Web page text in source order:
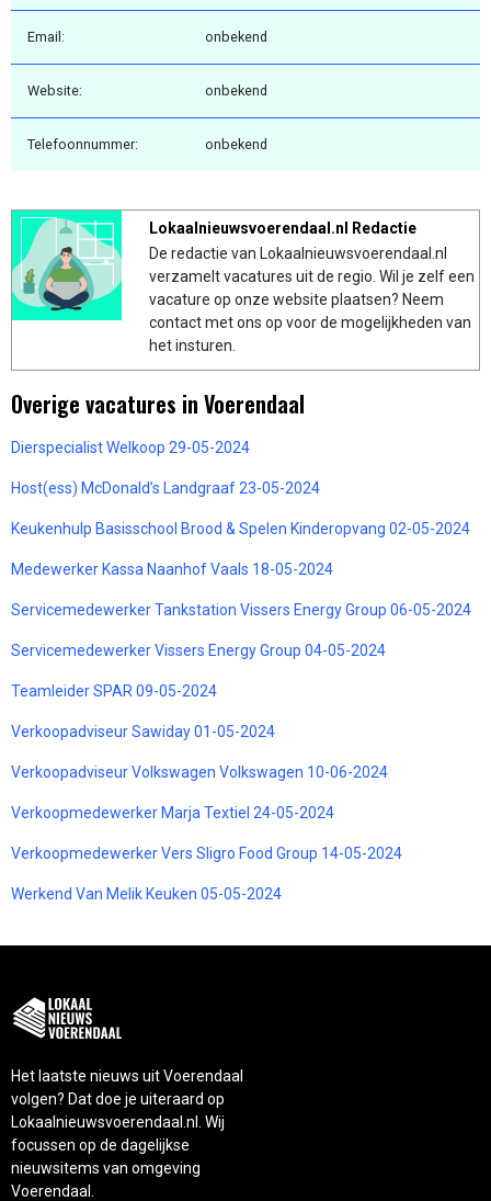
Email: onbekend
Website: onbekend
Telefoonnummer: onbekend
Lokaalnieuwsvoerendaal.nl Redactie
De redactie van Lokaalnieuwsvoerendaal.nl
verzamelt vacatures uit de regio. Wil je zelf een
vacature op onze website plaatsen? Neem
contact met ons op voor de mogelijkheden van
het insturen.
Overige vacatures in Voerendaal
Dierspecialist Welkoop 29-05-2024
Host(ess) McDonald’s Landgraaf 23-05-2024
Keukenhulp Basisschool Brood & Spelen Kinderopvang 02-05-2024
Medewerker Kassa Naanhof Vaals 18-05-2024
Servicemedewerker Tankstation Vissers Energy Group 06-05-2024
Servicemedewerker Vissers Energy Group 04-05-2024
Teamleider SPAR 09-05-2024
Verkoopadviseur Sawiday 01-05-2024
Verkoopadviseur Volkswagen Volkswagen 10-06-2024
Verkoopmedewerker Marja Textiel 24-05-2024
Verkoopmedewerker Vers Sligro Food Group 14-05-2024
Werkend Van Melik Keuken 05-05-2024
Het laatste nieuws uit Voerendaal
volgen? Dat doe je uiteraard op
Lokaalnieuwsvoerendaal.nl. Wij
focussen op de dagelijkse
nieuwsitems van omgeving
Voerendaal.